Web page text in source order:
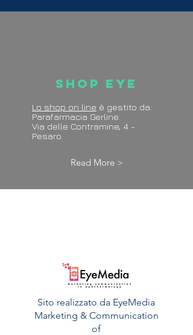
Shop Eye
Lo shop on line è gestito da:
Parafarmacia Gerline.
Via delle Contramine, 4 -
Pesaro
Read More >
Sito realizzato da EyeMedia
Marketing & Communication
of